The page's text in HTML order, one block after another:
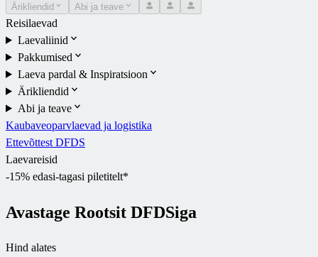
Ärikliendid
Abi ja teave
Reisilaevad
Laevaliinid
Pakkumised
Laeva pardal & Inspiratsioon
Ärikliendid
Abi ja teave
Kaubaveoparvlaevad ja logistika
Ettevõttest DFDS
Laevareisid
-15% edasi-tagasi piletitelt*
Avastage Rootsit DFDSiga
Hind alates